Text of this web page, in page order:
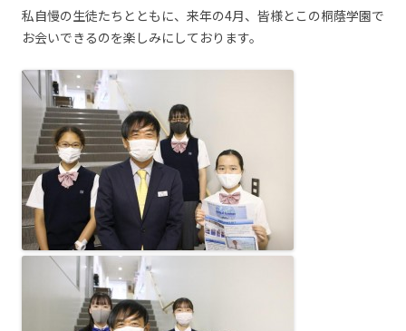
私自慢の生徒たちとともに、来年の4月、皆様とこの桐蔭学園で
お会いできるのを楽しみにしております。